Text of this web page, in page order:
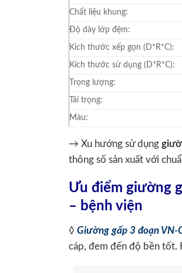
Chất liệu khung:
Độ dày lớp đệm:
Kích thước xếp gọn (D*R*C):
Kích thước sử dụng (D*R*C):
Trọng lượng:
Tải trọng:
Màu:
→ Xu hướng sử dụng
thông số sản xuất với
Ưu điểm giường
– bệnh viện
◊ Giường gấp 3 đoạn VN-
cáp, đem đến độ bền tốt.